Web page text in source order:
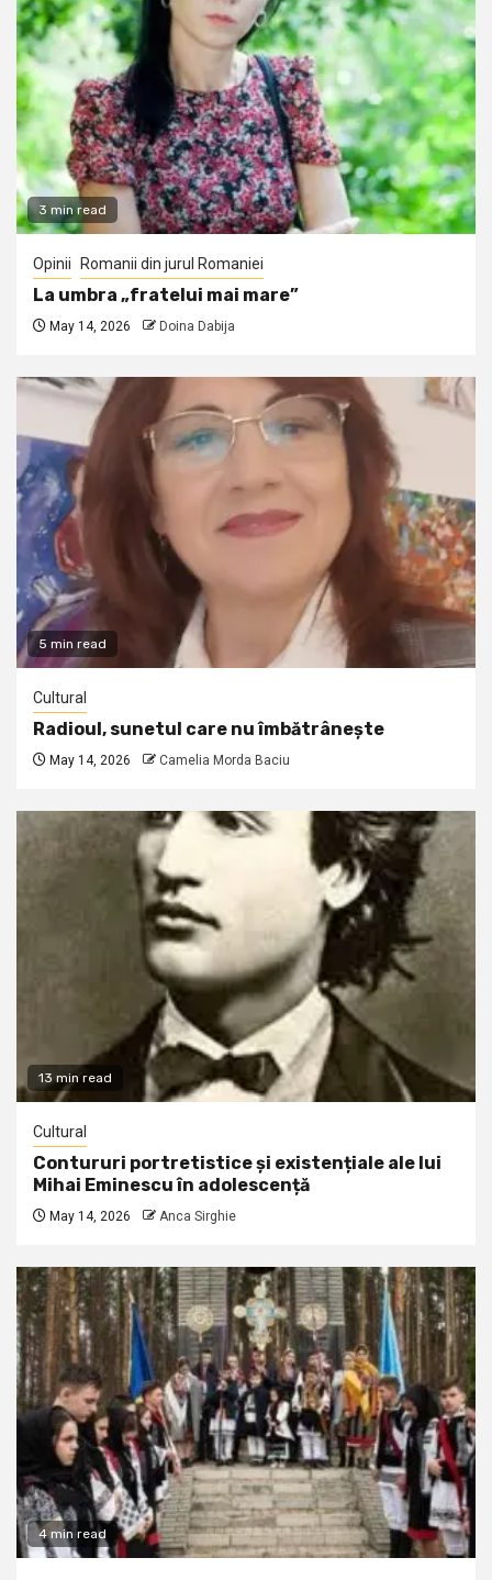
3 min read
Opinii Romanii din jurul Romaniei
La umbra „fratelui mai mare”
May 14, 2026 Doina Dabija
5 min read
Cultural
Radioul, sunetul care nu îmbătrânește
May 14, 2026 Camelia Morda Baciu
13 min read
Cultural
Contururi portretistice și existențiale ale lui
Mihai Eminescu în adolescență
May 14, 2026 Anca Sirghie
4 min read